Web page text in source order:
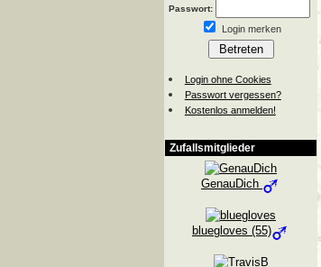
Passwort:
Login merken
Login ohne Cookies
Passwort vergessen?
Kostenlos anmelden!
Zufallsmitglieder
GenauDich
bluegloves (55)